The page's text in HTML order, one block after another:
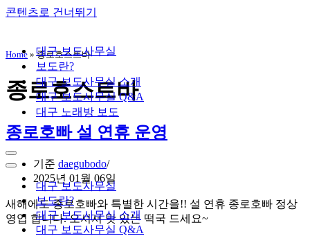
콘텐츠로 건너뛰기
대구 보도사무실
보도란?
대구 보도사무실 소개
대구 보도사무실 Q&A
대구 노래방 보도
내
비
션
메
내
이
션
대구 보도사무실
보도란?
대구 보도사무실 소개
대구 보도사무실 Q&A
Home »종로호스트바
종로호스트바
종로호빠 설 연휴 운영
기준 daegubodo
2025년 01월 06일
새해에도 종로호빠와 특별한 시간을!! 설 연휴 종로호빠 정상
영업 합니다. 오셔서 맛 있는 떡국 드세요~